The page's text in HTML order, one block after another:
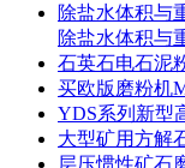
除盐水体积与
除盐水体积与
石英石电石泥
买欧版磨粉机
YDS系列新型
大型矿用方解
层压惯性矿石